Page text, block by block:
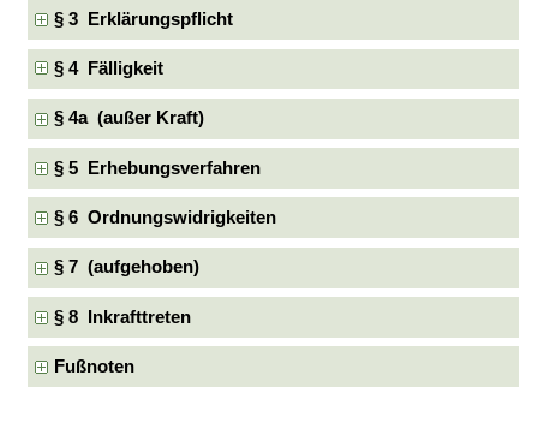
§ 3 Erklärungspflicht
§ 4 Fälligkeit
§ 4a (außer Kraft)
§ 5 Erhebungsverfahren
§ 6 Ordnungswidrigkeiten
§ 7 (aufgehoben)
§ 8 Inkrafttreten
Fußnoten